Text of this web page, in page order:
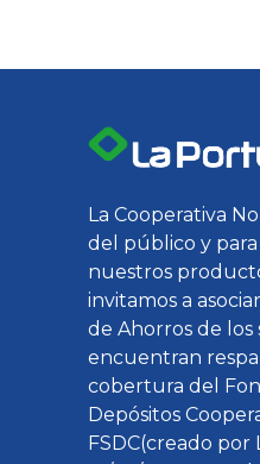
La Cooperativa
del público y
nuestros
invitamos a
de Ahorros de los
encuentran
cobertura del
Depósitos
FSDC(creado por